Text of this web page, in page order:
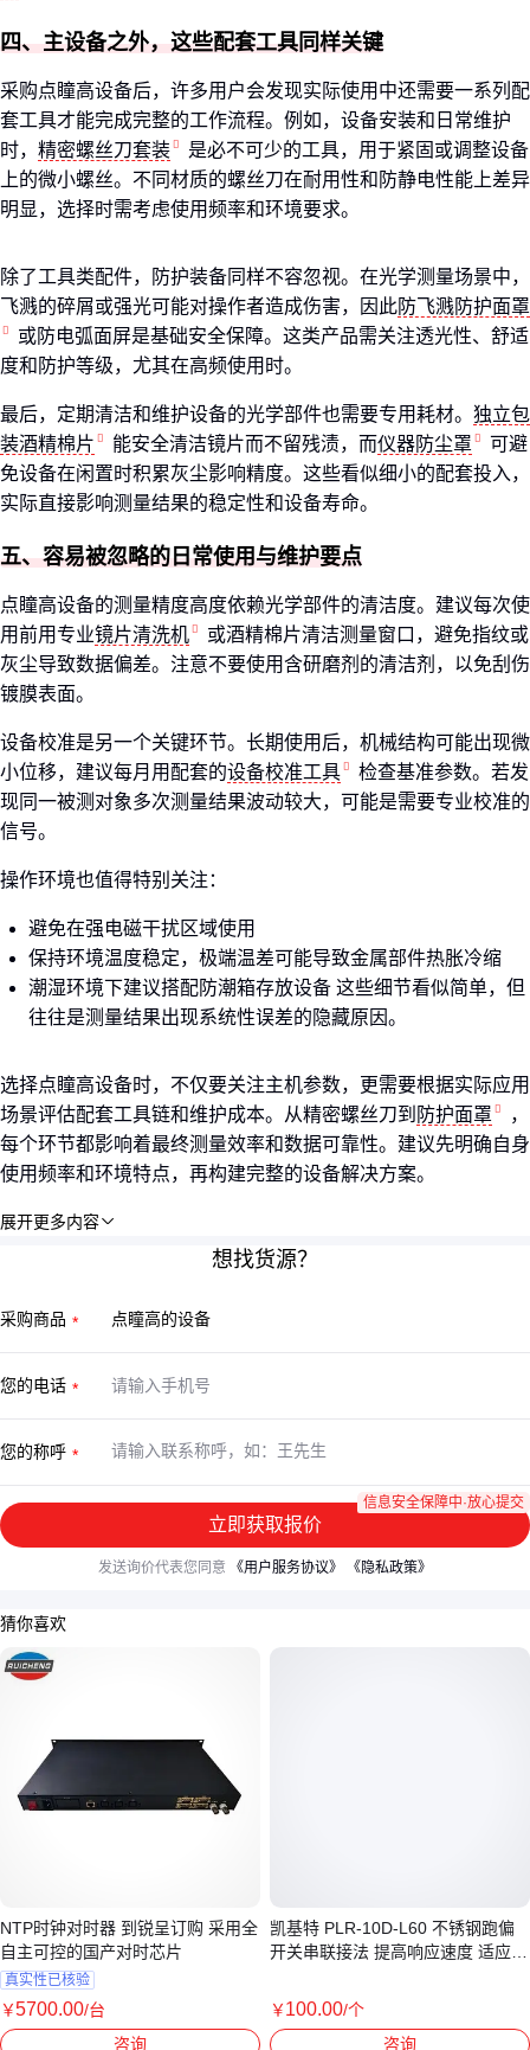
四、主设备之外，这些配套工具同样关键
采购点瞳高设备后，许多用户会发现实际使用中还需要一系列配
套工具才能完成完整的工作流程。例如，设备安装和日常维护
时， 精密螺丝刀套装
是必不可少的工具，用于紧固或调整设备
上的微小螺丝。不同材质的螺丝刀在耐用性和防静电性能上差异
明显，选择时需考虑使用频率和环境要求。
除了工具类配件，防护装备同样不容忽视。在光学测量场景中，
飞溅的碎屑或强光可能对操作者造成伤害，因此防飞溅防护面罩
或防电弧面屏是基础安全保障。这类产品需关注透光性、舒适
度和防护等级，尤其在高频使用时。
最后，定期清洁和维护设备的光学部件也需要专用耗材。 独立包
装酒精棉片
能安全清洁镜片而不留残渍，而仪器防尘罩
可避
免设备在闲置时积累灰尘影响精度。这些看似细小的配套投入，
实际直接影响测量结果的稳定性和设备寿命。
五、容易被忽略的日常使用与维护要点
点瞳高设备的测量精度高度依赖光学部件的清洁度。建议每次使
用前用专业镜片清洗机
或酒精棉片清洁测量窗口，避免指纹或
灰尘导致数据偏差。注意不要使用含研磨剂的清洁剂，以免刮伤
镀膜表面。
设备校准是另一个关键环节。长期使用后，机械结构可能出现微
小位移，建议每月用配套的设备校准工具
检查基准参数。若发
现同一被测对象多次测量结果波动较大，可能是需要专业校准的
信号。
操作环境也值得特别关注：
避免在强电磁干扰区域使用
保持环境温度稳定，极端温差可能导致金属部件热胀冷缩
潮湿环境下建议搭配防潮箱存放设备 这些细节看似简单，但
往往是测量结果出现系统性误差的隐藏原因。
选择点瞳高设备时，不仅要关注主机参数，更需要根据实际应用
场景评估配套工具链和维护成本。从精密螺丝刀到 防护面罩
，
每个环节都影响着最终测量效率和数据可靠性。建议先明确自身
使用频率和环境特点，再构建完整的设备解决方案。
展开更多内容
想找货源？
采购商品
您的电话
您的称呼
立即获取报价
信息安全保障中·放心提交
发送询价代表您同意 《用户服务协议》 《隐私政策》
猜你喜欢
NTP时钟对时器 到锐呈订购 采用全
自主可控的国产对时芯片
真实性已核验
￥5700.00/台
咨询
凯基特 PLR-10D-L60 不锈钢跑偏
开关串联接法 提高响应速度 适应性
￥100.00/个
咨询